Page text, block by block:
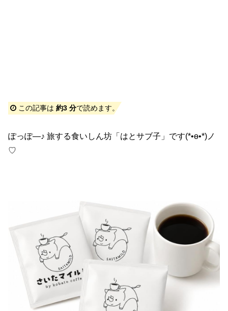
この記事は約3 分で読めます。
ぽっぽ―♪ 旅する食いしん坊「はとサブ子」です(*•ө•*)ノ
♡